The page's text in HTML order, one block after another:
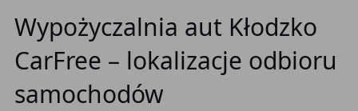
Wypożyczalnia aut Kłodzko
CarFree – lokalizacje odbioru
samochodów